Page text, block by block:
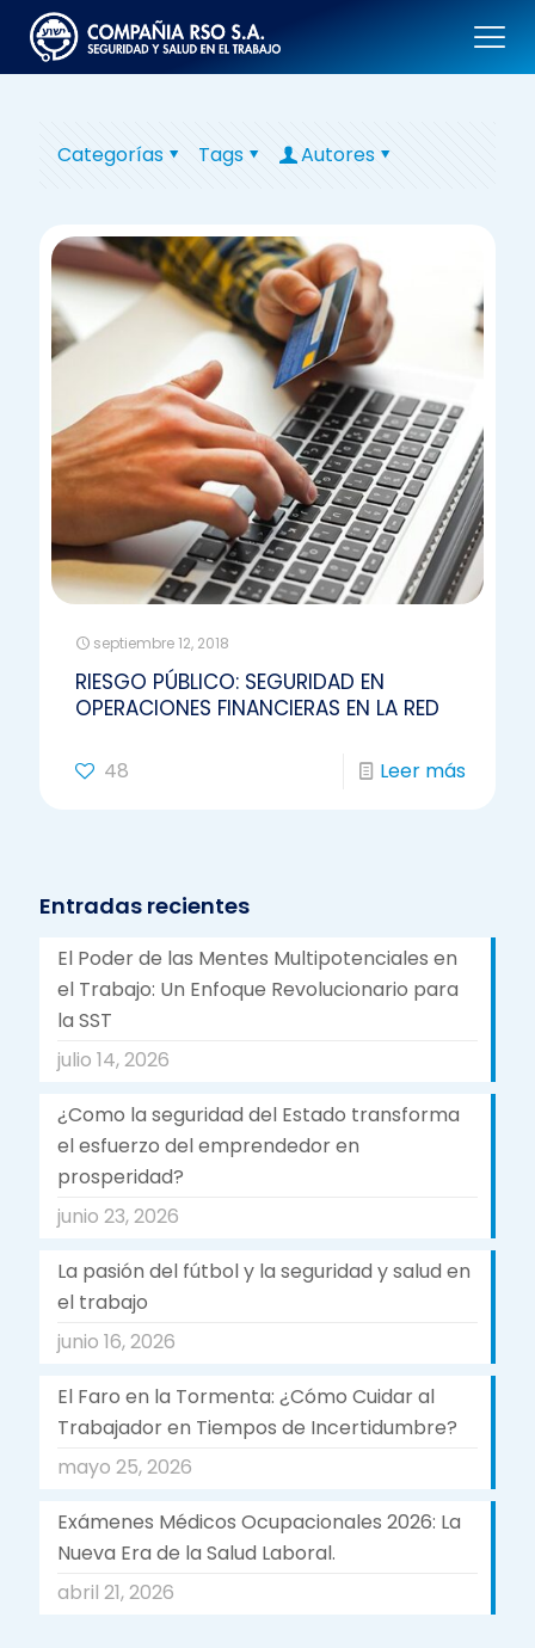
Categorías Tags Autores
septiembre 12, 2018
RIESGO PÚBLICO: SEGURIDAD EN
OPERACIONES FINANCIERAS EN LA RED
48 Leer más
Entradas recientes
El Poder de las Mentes Multipotenciales en
el Trabajo: Un Enfoque Revolucionario para
la SST
julio 14, 2026
¿Como la seguridad del Estado transforma
el esfuerzo del emprendedor en
prosperidad?
junio 23, 2026
La pasión del fútbol y la seguridad y salud en
el trabajo
junio 16, 2026
El Faro en la Tormenta: ¿Cómo Cuidar al
Trabajador en Tiempos de Incertidumbre?
mayo 25, 2026
Exámenes Médicos Ocupacionales 2026: La
Nueva Era de la Salud Laboral.
abril 21, 2026